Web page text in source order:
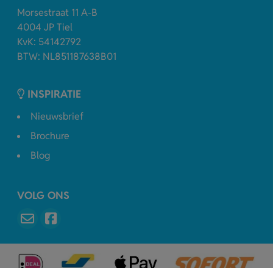
Morsestraat 11 A-B
4004 JP Tiel
KvK: 54142792
BTW: NL851187638B01
INSPIRATIE
Nieuwsbrief
Brochure
Blog
VOLG ONS